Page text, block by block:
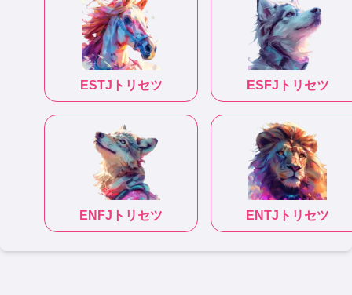
ESTJ トリセツ ESFJ トリセツ
ENFJ トリセツ ENTJ トリセツ